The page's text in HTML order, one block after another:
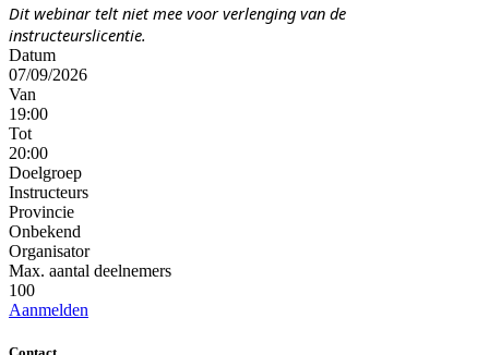
Dit webinar telt niet mee voor verlenging van de
instructeurslicentie.
Datum
07/09/2026
Van
19:00
Tot
20:00
Doelgroep
Instructeurs
Provincie
Onbekend
Organisator
Max. aantal deelnemers
100
Aanmelden